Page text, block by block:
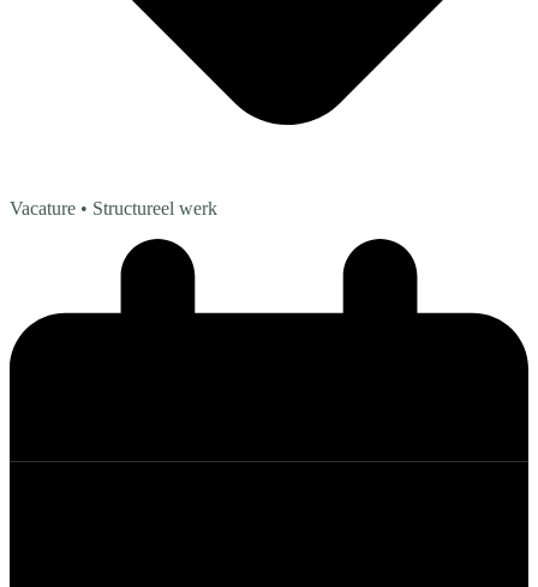
Vacature • Structureel werk